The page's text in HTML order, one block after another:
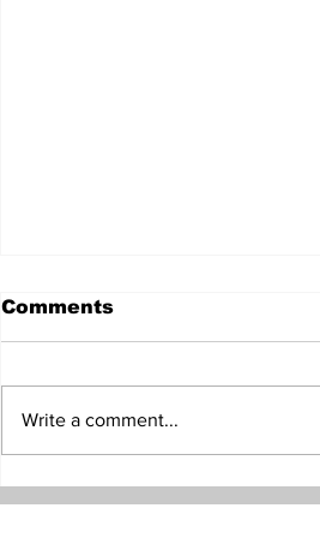
မဟာဗျူဟာထိုးစစ်ကိုတက်
Comments
Write a comment...